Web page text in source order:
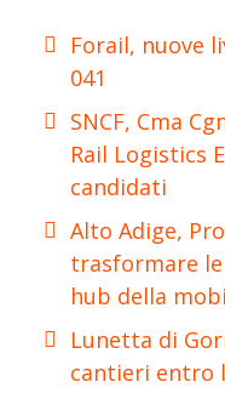
Forail, nuove
041
SNCF, Cma
Rail Logistics
candidati
Alto Adige,
trasformare
hub della
Lunetta di
cantieri entro